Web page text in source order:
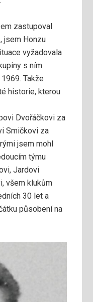
zastupoval
jsem Honzu
vyžadovala
s ním
Takže
historie, kterou
Dvořáčkovi za
Smičkovi za
jsem mohl
týmu
Jardovi
všem klukům
30 let a
působení na